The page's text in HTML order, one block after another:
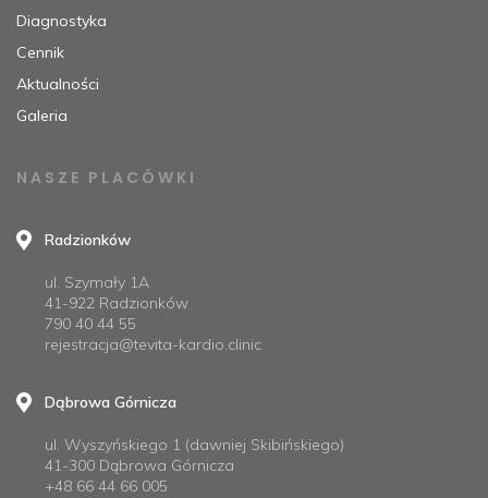
Diagnostyka
Cennik
Aktualności
Galeria
NASZE PLACÓWKI
Radzionków
ul. Szymały 1A
41-922 Radzionków
790 40 44 55
rejestracja@tevita-kardio.clinic
Dąbrowa Górnicza
ul. Wyszyńskiego 1 (dawniej Skibińskiego)
41-300 Dąbrowa Górnicza
+48 66 44 66 005